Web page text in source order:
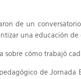
de un
una educación de
cómo trabajó
de